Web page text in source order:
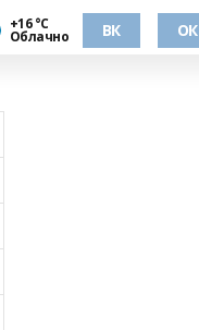
+16 °С
Облачно ВК ОК